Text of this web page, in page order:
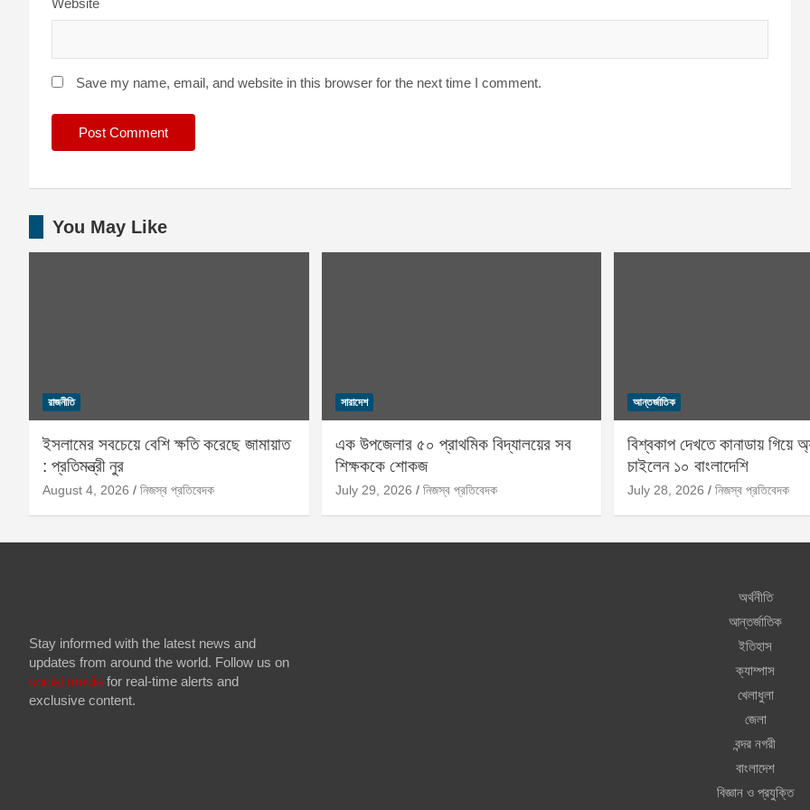
Website
Save my name, email, and website in this browser for the next time I comment.
You May Like
রাজনীতি
ইসলামের সবচেয়ে বেশি ক্ষতি করেছে জামায়াত
: প্রতিমন্ত্রী নুর
August 4, 2026 নিজস্ব প্রতিবেদক
সারাদেশ
এক উপজেলার ৫০ প্রাথমিক বিদ্যালয়ের সব
শিক্ষককে শোকজ
July 29, 2026 নিজস্ব প্রতিবেদক
আন্তর্জাতিক
বিশ্বকাপ দেখতে কানাডায় গিয়ে
চাইলেন ১০ বাংলাদেশি
July 28, 2026 নিজস্ব প্রতিবেদক
Stay informed with the latest news and
updates from around the world. Follow us on
social media for real-time alerts and
exclusive content.
অর্থনীতি
আন্তর্জাতিক
ইতিহাস
ক্যাম্পাস
খেলাধুলা
জেলা
বন্দর নগরী
বাংলাদেশ
বিজ্ঞান ও প্রযুক্তি